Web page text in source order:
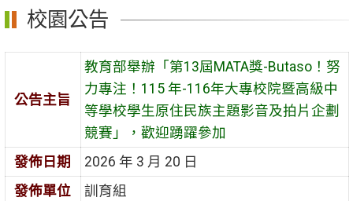
校園公告
公告主旨
教育部舉辦「第13屆MATA獎-Butaso！努
力專注！115 年-116年大專校院暨高級中
等學校學生原住民族主題影音及拍片企劃
競賽」，歡迎踴躍參加
發佈日期
2026 年 3 月 20 日
發佈單位
訓育組